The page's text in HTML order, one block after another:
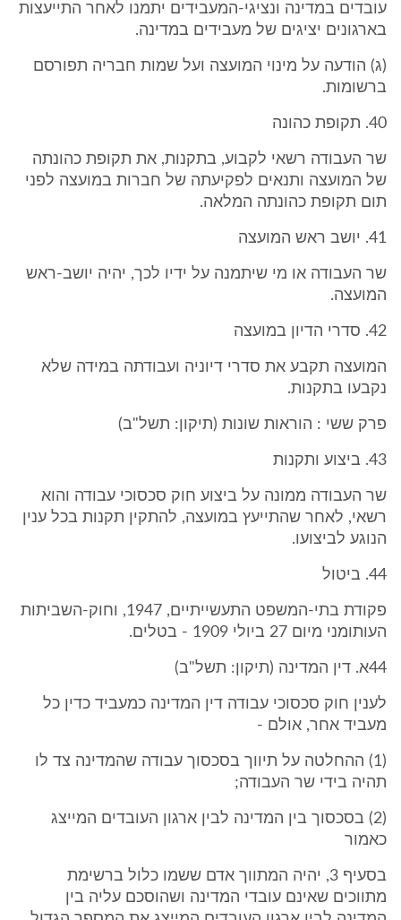
עובדים במדינה ונציגי-המעבידים יתמנו לאחר התייעצות
בארגונים יציגים של מעבידים במדינה.
(ג) הודעה על מינוי המועצה ועל שמות חבריה תפורסם
ברשומות.
40. תקופת כהונה
שר העבודה רשאי לקבוע, בתקנות, את תקופת כהונתה
של המועצה ותנאים לפקיעתה של חברות במועצה לפני
תום תקופת כהונתה המלאה.
41. יושב ראש המועצה
שר העבודה או מי שיתמנה על ידיו לכך, יהיה יושב-ראש
המועצה.
42. סדרי הדיון במועצה
המועצה תקבע את סדרי דיוניה ועבודתה במידה שלא
נקבעו בתקנות.
פרק ששי : הוראות שונות (תיקון: תשל"ב)
43. ביצוע ותקנות
שר העבודה ממונה על ביצוע חוק סכסוכי עבודה והוא
רשאי, לאחר שהתייעץ במועצה, להתקין תקנות בכל ענין
הנוגע לביצועו.
44. ביטול
פקודת בתי-המשפט התעשייתיים, 1947, וחוק-השביתות
העותומני מיום 27 ביולי 1909 - בטלים.
44א. דין המדינה (תיקון: תשל"ב)
לענין חוק סכסוכי עבודה דין המדינה כמעביד כדין כל
מעביד אחר, אולם -
(1) ההחלטה על תיווך בסכסוך עבודה שהמדינה צד לו
תהיה בידי שר העבודה;
(2) בסכסוך בין המדינה לבין ארגון העובדים המייצג
כאמור
בסעיף 3, יהיה המתווך אדם ששמו כלול ברשימת
מתווכים שאינם עובדי המדינה ושהוסכם עליה בין